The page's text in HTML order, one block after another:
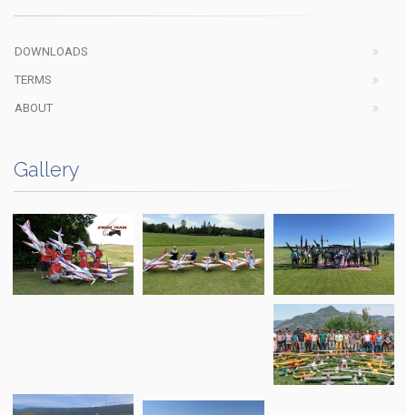
DOWNLOADS
TERMS
ABOUT
Gallery